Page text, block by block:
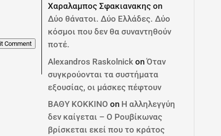
Comment
Χαραλαμπος Σφακιανακης on
Δύο θάνατοι. Δύο Ελλάδες. Δύο
κόσμοι που δεν θα συναντηθούν
ποτέ.
Alexandros Raskolnick onΌταν
συγκρούονται τα συστήματα
εξουσίας, οι μάσκες πέφτουν
ΒΑΘΥ ΚΟΚΚΙΝΟ on Η αλληλεγγύη
δεν καίγεται – Ο Ρουβίκωνας
βρίσκεται εκεί που το κράτος